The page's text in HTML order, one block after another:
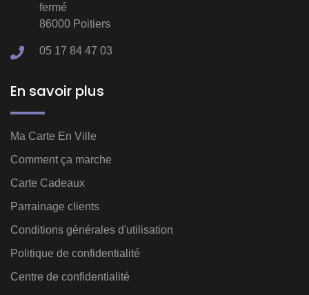
fermé
86000 Poitiers
05 17 84 47 03
En savoir plus
Ma Carte En Ville
Comment ça marche
Carte Cadeaux
Parrainage clients
Conditions générales d'utilisation
Politique de confidentialité
Centre de confidentialité